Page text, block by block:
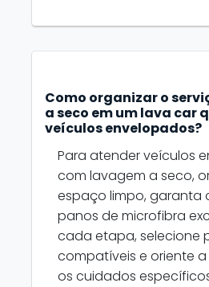
Como organizar o
a seco em um lava car
veículos envelopados?
Para atender veículos
com lavagem a seco,
espaço limpo, garanta
panos de microfibra
cada etapa, selecione
compatíveis e oriente
os cuidados